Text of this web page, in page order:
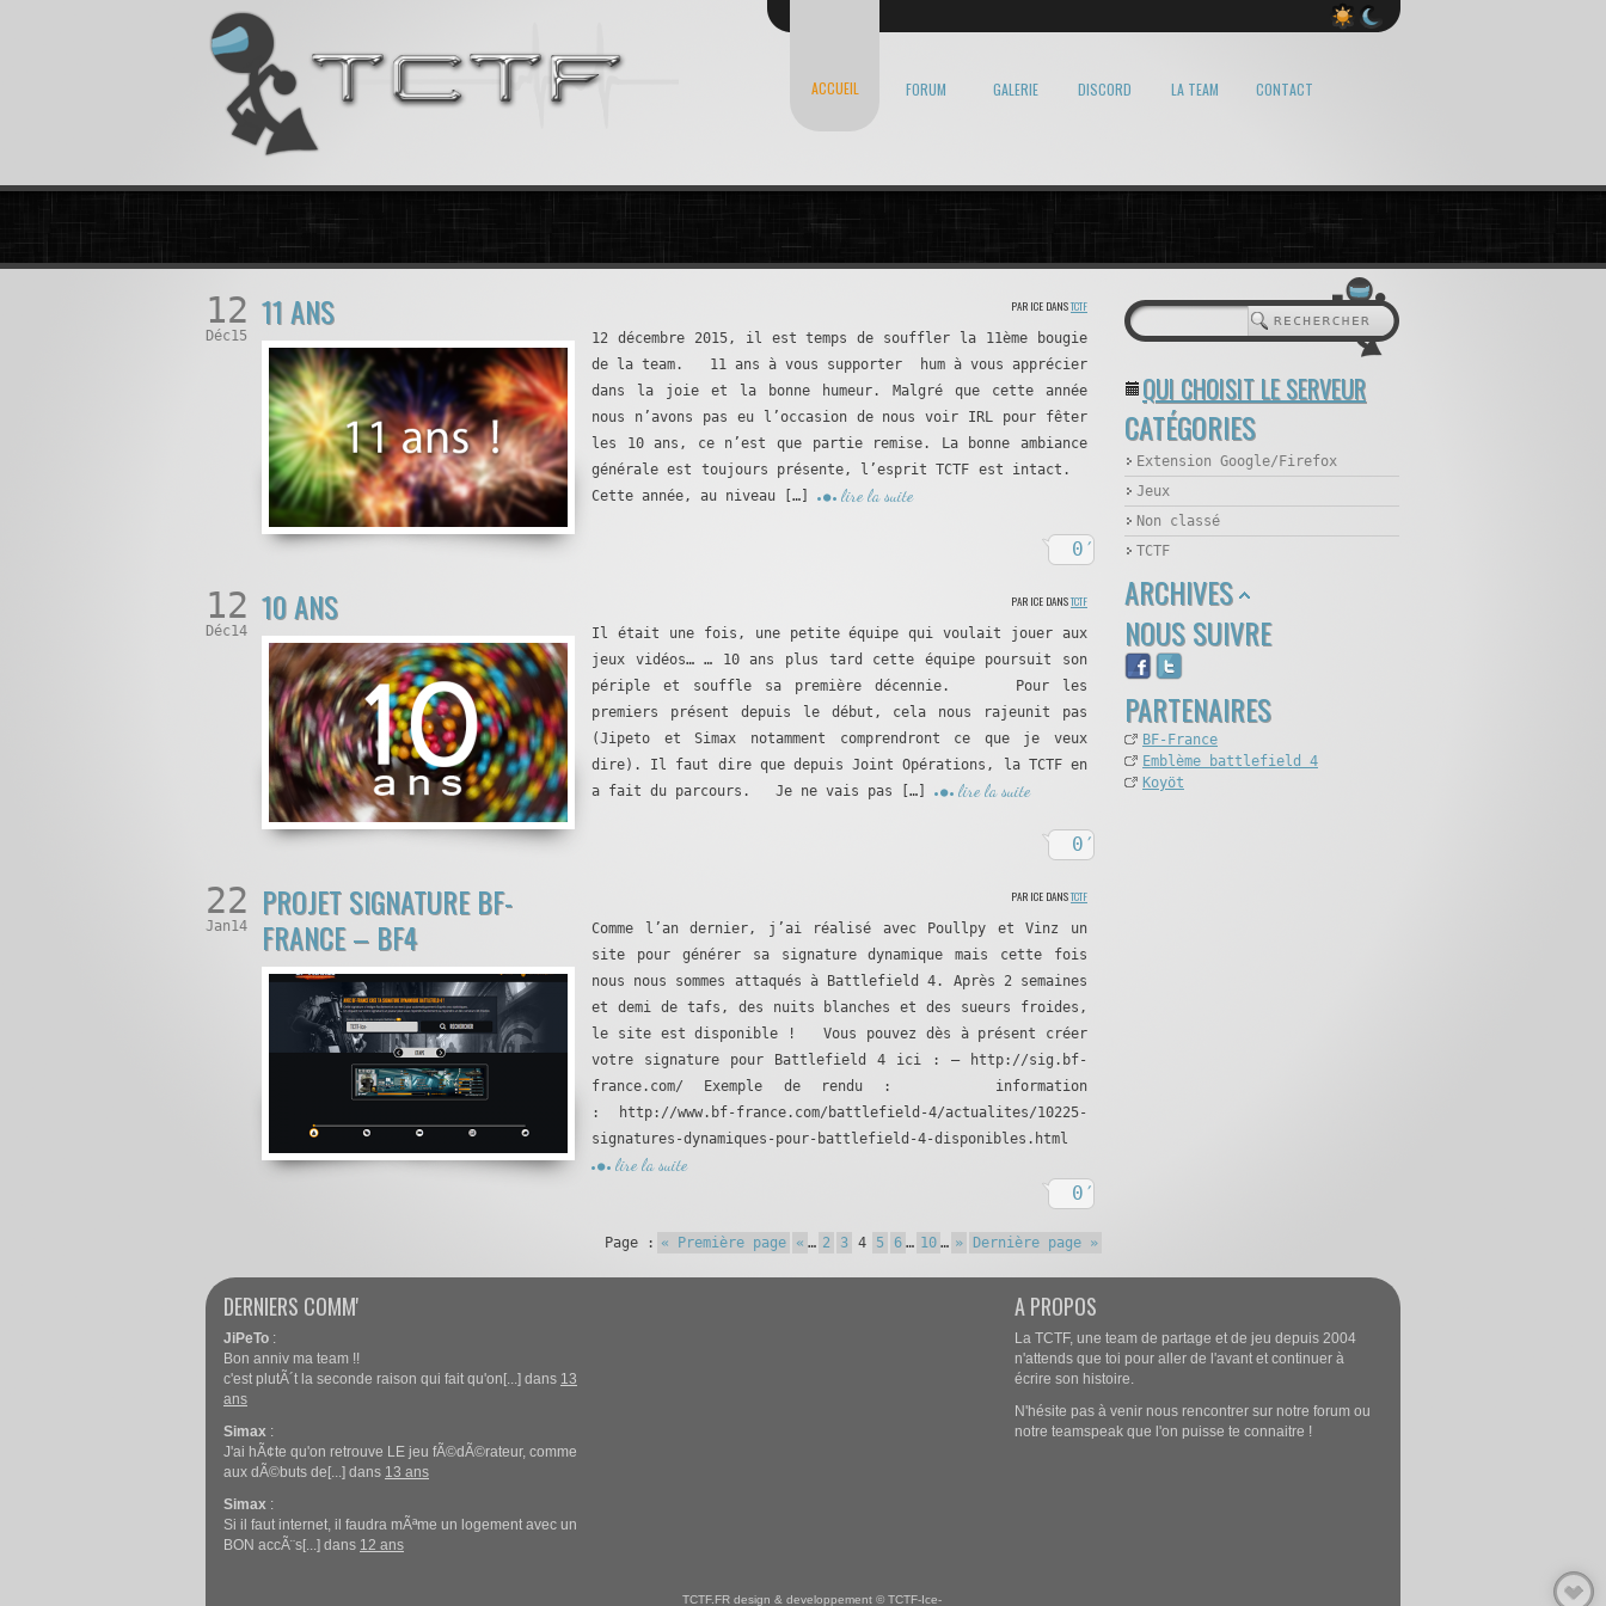
ACCUEIL FORUM GALERIE DISCORD LA TEAM CONTACT
12
Déc15
11 ANS PAR ICE DANSTCTF
12 décembre 2015, il est temps de souffler la 11ème bougie
de la team. 11 ans à vous supporter hum à vous apprécier
dans la joie et la bonne humeur. Malgré que cette année
nous n’avons pas eu l’occasion de nous voir IRL pour fêter
les 10 ans, ce n’est que partie remise. La bonne ambiance
générale est toujours présente, l’esprit TCTF est intact.
Cette année, au niveau […]
lire la suite
0′
12
Déc14
10 ANS PAR ICE DANSTCTF
Il était une fois, une petite équipe qui voulait jouer aux
jeux vidéos… … 10 ans plus tard cette équipe poursuit son
périple et souffle sa première décennie. Pour les
premiers présent depuis le début, cela nous rajeunit pas
(Jipeto et Simax notamment comprendront ce que je veux
dire). Il faut dire que depuis Joint Opérations, la TCTF en
a fait du parcours. Je ne vais pas […]
lire la suite
0′
22
Jan14
PROJET SIGNATURE BF-
FRANCE – BF4
PAR ICE DANSTCTF
Comme l’an dernier, j’ai réalisé avec Poullpy et Vinz un
site pour générer sa signature dynamique mais cette fois
nous nous sommes attaqués à Battlefield 4. Après 2 semaines
et demi de tafs, des nuits blanches et des sueurs froides,
le site est disponible ! Vous pouvez dès à présent créer
votre signature pour Battlefield 4 ici : – http://sig.bf-
france.com/ Exemple de rendu : information
: http://www.bf-france.com/battlefield-4/actualites/10225-
signatures-dynamiques-pour-battlefield-4-disponibles.html
lire la suite
0′
Page : « Première page « … 2 3 4 5 6 … 10 … » Dernière page »
QUI CHOISIT LE SERVEUR
CATÉGORIES
Extension Google/Firefox
Jeux
Non classé
TCTF
ARCHIVES
NOUS SUIVRE
PARTENAIRES
BF-France
Emblème battlefield 4
Koyöt
DERNIERS COMM'
JiPeTo :
Bon anniv ma team !!
c'est plutÃ´t la seconde raison qui fait qu'on[...] dans 13
ans
Simax :
J'ai hÃ¢te qu'on retrouve LE jeu fÃ©dÃ©rateur, comme
aux dÃ©buts de[...] dans 13 ans
Simax :
Si il faut internet, il faudra mÃªme un logement avec un
BON accÃ¨s[...] dans 12 ans
A PROPOS
La TCTF, une team de partage et de jeu depuis 2004
n'attends que toi pour aller de l'avant et continuer à
écrire son histoire.
N'hésite pas à venir nous rencontrer sur notre forum ou
notre teamspeak que l'on puisse te connaitre !
TCTF.FR design & developpement © TCTF-Ice-